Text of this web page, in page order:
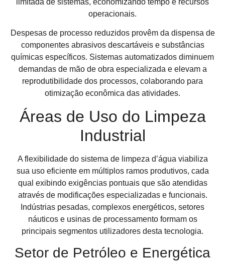
operacionais.
Despesas de processo reduzidos provêm da dispensa de
componentes abrasivos descartáveis e substâncias
químicas específicos. Sistemas automatizados diminuem
demandas de mão de obra especializada e elevam a
reprodutibilidade dos processos, colaborando para
otimização econômica das atividades.
Áreas de Uso do Limpeza
Industrial
A flexibilidade do sistema de limpeza d’água viabiliza
sua uso eficiente em múltiplos ramos produtivos, cada
qual exibindo exigências pontuais que são atendidas
através de modificações especializadas e funcionais.
Indústrias pesadas, complexos energéticos, setores
náuticos e usinas de processamento formam os
principais segmentos utilizadores desta tecnologia.
Setor de Petróleo e Energética